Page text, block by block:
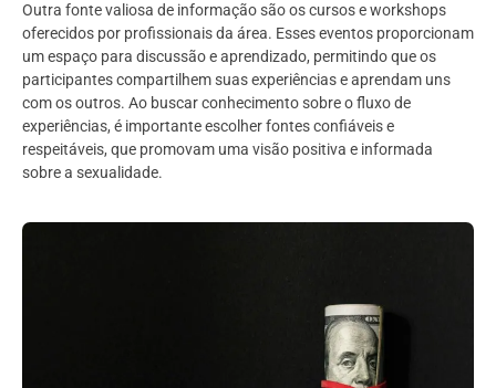
Outra fonte valiosa de informação são os cursos e workshops
oferecidos por profissionais da área. Esses eventos proporcionam
um espaço para discussão e aprendizado, permitindo que os
participantes compartilhem suas experiências e aprendam uns
com os outros. Ao buscar conhecimento sobre o fluxo de
experiências, é importante escolher fontes confiáveis e
respeitáveis, que promovam uma visão positiva e informada
sobre a sexualidade.